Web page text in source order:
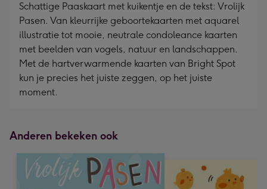
241
x
333
mm
Schattige Paaskaart met kuikentje en de tekst: Vrolijk
Pasen. Van kleurrijke geboortekaarten met aquarel
illustratie tot mooie, neutrale condoleance kaarten
met beelden van vogels, natuur en landschappen.
Met de hartverwarmende kaarten van Bright Spot
kun je precies het juiste zeggen, op het juiste
moment.
Anderen bekeken ook